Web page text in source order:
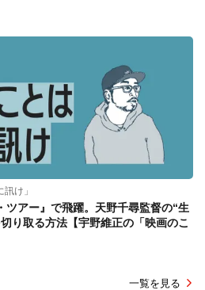
け」
ツアー』で飛躍。天野千尋監督の“生
り取る方法【宇野維正の「映画のこ
一覧を見る